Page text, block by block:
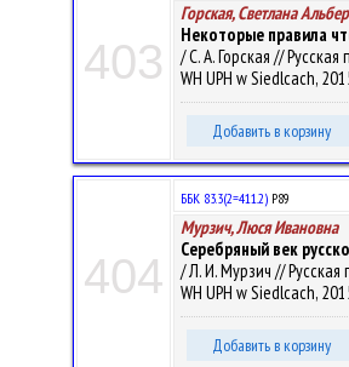
403
Горская, Светлана
Некоторые правила
/ С. А. Горская //
WH UPH w Siedlcach,
Добавить в корзину
404
ББК 83.3(2=411.2) Р89
Мурзич, Люся Ивановна
Серебряный век
/ Л. И. Мурзич //
WH UPH w Siedlcach,
Добавить в корзину